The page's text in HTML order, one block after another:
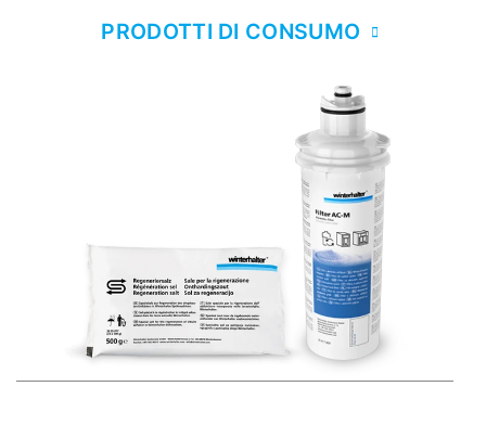
PRODOTTI DI CONSUMO